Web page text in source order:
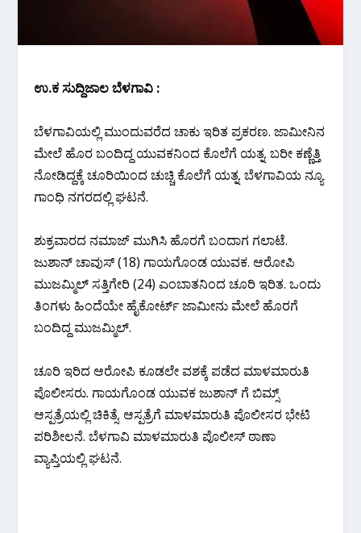
ಉ.ಕ ಸುದ್ದಿಜಾಲ ಬೆಳಗಾವಿ :
ಬೆಳಗಾವಿಯಲ್ಲಿ ಮುಂದುವರೆದ ಚಾಕು ಇರಿತ ಪ್ರಕರಣ. ಜಾಮೀನಿನ
ಮೇಲೆ ಹೊರ ಬಂದಿದ್ದ ಯುವಕನಿಂದ ಕೊಲೆಗೆ ಯತ್ನ. ಬರೀ ಕಣ್ಣೆತ್ತಿ
ನೋಡಿದ್ದಕ್ಕೆ ಚೂರಿಯಿಂದ ಚುಚ್ಚಿ ಕೊಲೆಗೆ ಯತ್ನ. ಬೆಳಗಾವಿಯ ನ್ಯೂ
ಗಾಂಧಿ ನಗರದಲ್ಲಿ ಘಟನೆ.
ಶುಕ್ರವಾರದ ನಮಾಜ್ ಮುಗಿಸಿ ಹೊರಗೆ ಬಂದಾಗ ಗಲಾಟೆ.
ಜುಶಾನ್ ಚಾವುಸ್ (18) ಗಾಯಗೊಂಡ ಯುವಕ. ಆರೋಪಿ
ಮುಜಮ್ಮಿಲ್ ಸತ್ತಿಗೇರಿ (24) ಎಂಬಾತನಿಂದ ಚೂರಿ ಇರಿತ. ಒಂದು
ತಿಂಗಳು ಹಿಂದೆಯೇ ಹೈಕೋರ್ಟ್ ಜಾಮೀನು ಮೇಲೆ ಹೊರಗೆ
ಬಂದಿದ್ದ ಮುಜಮ್ಮಿಲ್.
ಚೂರಿ ಇರಿದ ಆರೋಪಿ ಕೂಡಲೇ ವಶಕ್ಕೆ ಪಡೆದ ಮಾಳಮಾರುತಿ
ಪೊಲೀಸರು. ಗಾಯಗೊಂಡ ಯುವಕ ಜುಶಾನ್ ಗೆ ಬಿಮ್ಸ್
ಆಸ್ಪತ್ರೆಯಲ್ಲಿ ಚಿಕಿತ್ಸೆ. ಆಸ್ಪತ್ರೆಗೆ ಮಾಳಮಾರುತಿ ಪೊಲೀಸರ ಭೇಟಿ‌
ಪರಿಶೀಲನೆ. ಬೆಳಗಾವಿ ಮಾಳಮಾರುತಿ ಪೊಲೀಸ್ ಠಾಣಾ
ವ್ಯಾಪ್ತಿಯಲ್ಲಿ ಘಟನೆ.